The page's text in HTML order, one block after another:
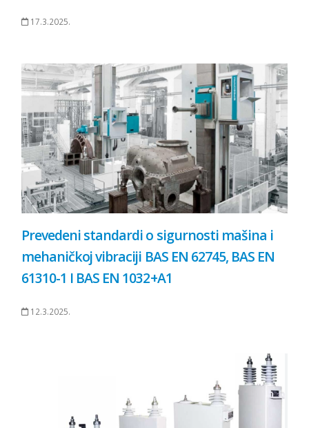
17.3.2025.
Prevedeni standardi o sigurnosti mašina i
mehaničkoj vibraciji BAS EN 62745, BAS EN
61310-1 I BAS EN 1032+A1
12.3.2025.